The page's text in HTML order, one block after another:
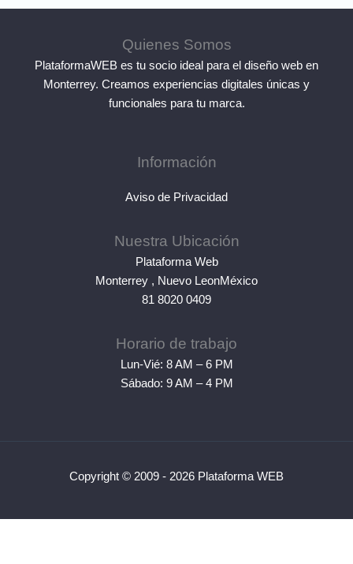
Quienes Somos
PlataformaWEB es tu socio ideal para el diseño web en
Monterrey. Creamos experiencias digitales únicas y
funcionales para tu marca.
Información
Aviso de Privacidad
Nuestra Ubicación
Plataforma Web
Monterrey , Nuevo LeonMéxico
81 8020 0409
Horario de trabajo
Lun-Vié: 8 AM – 6 PM
Sábado: 9 AM – 4 PM
Copyright © 2009 - 2026 Plataforma WEB